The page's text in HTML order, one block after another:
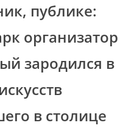
публике:
организатор
зародился в
в столице